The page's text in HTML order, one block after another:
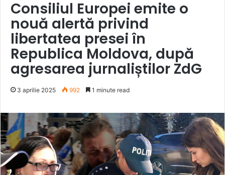
Consiliul Europei emite o
nouă alertă privind
libertatea presei în
Republica Moldova, după
agresarea jurnaliștilor ZdG
3 aprilie 2025 992 1 minute read